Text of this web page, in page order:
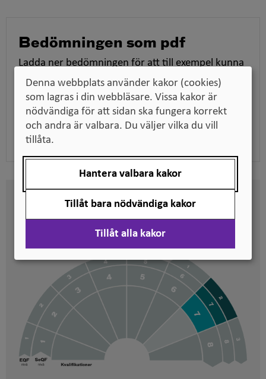
Bedömningen som pdf
Ladda ner bedömningen för att till exempel kunna
skicka den till en arbetsgivare när du söker jobb,
tillsammans med dina utbildningsdokument.
Ladda ner pdf
Här kan du se på vilken nivå
svenska kvalifikationer är
Denna webbplats använder kakor (cookies)
som lagras i din webbläsare. Vissa kakor är
nödvändiga för att sidan ska fungera korrekt
och andra är valbara. Du väljer vilka du vill
tillåta.
Hantera valbara kakor
Tillåt bara nödvändiga kakor
Tillåt alla kakor